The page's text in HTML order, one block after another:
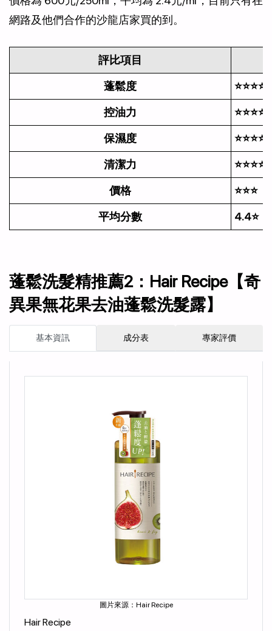
網路及他們合作的沙龍店家買的到。
評比項目
蓬鬆度
控油力
保濕度
清潔力
價格 ⭐⭐⭐
平均分數 4.4⭐
蓬鬆洗髮精推薦2：Hair Recipe【奇
異果無花果去油蓬鬆洗髮露】
基本資訊 成分表 專家評價
圖片來源：Hair Recipe
Hair Recipe